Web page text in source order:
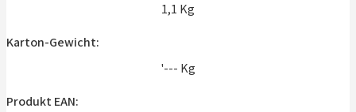
1,1 Kg
Karton-Gewicht:
'--- Kg
Produkt EAN: